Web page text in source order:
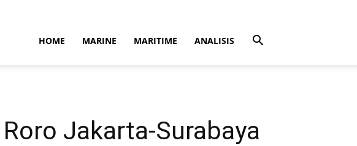
HOME MARINE MARITIME ANALISIS
Jakarta-Surabaya